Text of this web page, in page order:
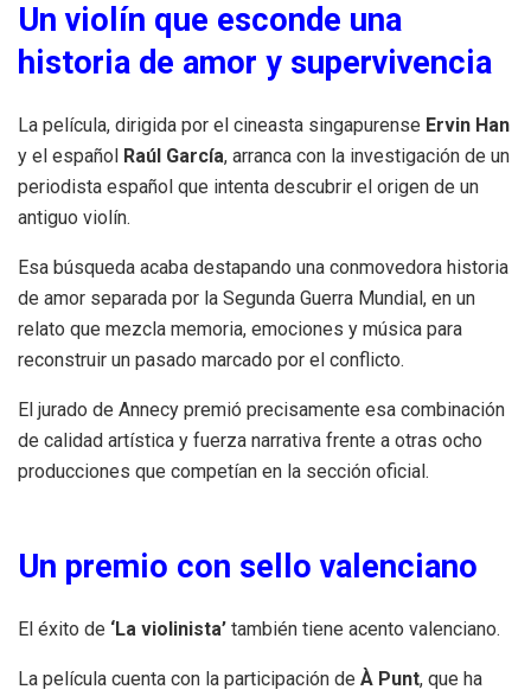
Un violín que esconde una
historia de amor y supervivencia
La película, dirigida por el cineasta singapurense Ervin Han
y el español Raúl García, arranca con la investigación de un
periodista español que intenta descubrir el origen de un
antiguo violín.
Esa búsqueda acaba destapando una conmovedora historia
de amor separada por la Segunda Guerra Mundial, en un
relato que mezcla memoria, emociones y música para
reconstruir un pasado marcado por el conflicto.
El jurado de Annecy premió precisamente esa combinación
de calidad artística y fuerza narrativa frente a otras ocho
producciones que competían en la sección oficial.
Un premio con sello valenciano
El éxito de ‘La violinista’ también tiene acento valenciano.
La película cuenta con la participación de À Punt, que ha